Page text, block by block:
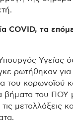
COVID, τα
Υγείας
ρωτήθηκαν για
του κορωνοϊού
βήματα του ΠΟΥ
μεταλλάξεις